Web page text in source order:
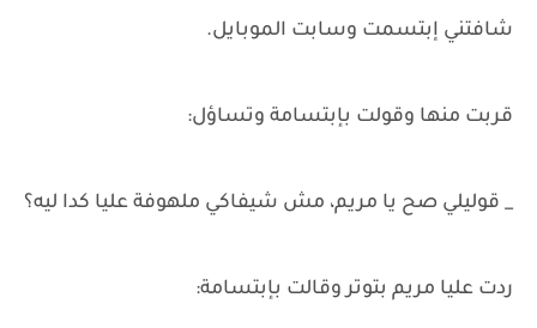
شافتني إبتسمت وسابت الموبايل.
قربت منها وقولت بإبتسامة وتساؤل:
_ قوليلي صح يا مريم، مش شيفاكي ملهوفة عليا كدا ليه؟
ردت عليا مريم بتوتر وقالت بإبتسامة: